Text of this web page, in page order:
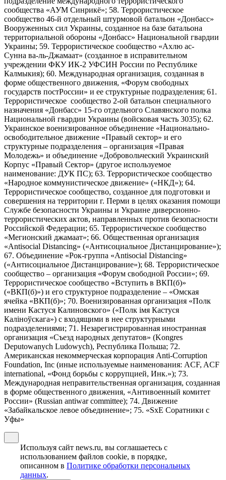
сообщества «АУМ Синрикё»; 58. Террористическое
сообщество 46-й отдельный штурмовой батальон «Донбасс»
Вооруженных сил Украины, созданное на базе батальона
территориальной обороны «Донбасс» Национальной гвардии
Украины; 59. Террористическое сообщество «Ахлю ас-
Сунна ва-ль-Джамаат» (созданное в исправительном
учреждении ФКУ ИК-2 УФСИН России по Республике
Калмыкия); 60. Международная организация, созданная в
форме общественного движения, «Форум свободных
государств постРоссии» и ее структурные подразделения; 61.
Террористическое сообщество 2-ой батальон специального
назначения «Донбасс» 15-го отдельного Славянского полка
Национальной гвардии Украины (войсковая часть 3035); 62.
Украинское военизированное объединение «Национально-
освободительное движение «Правый сектор» и его
структурные подразделения – организация «Правая
Молодежь» и объединение «Добровольческий Украинский
Корпус «Правый Сектор» (другое используемое
наименование: ДУК ПС); 63. Террористическое сообщество
«Народное коммунистическое движение» («НКД»); 64.
Террористическое сообщество, созданное для подготовки и
совершения на территории г. Перми в целях оказания помощи
Службе безопасности Украины и Украине диверсионно-
террористических актов, направленных против безопасности
Российской Федерации; 65. Террористическое сообщество
«Мегионский джамаат»; 66. Общественная организация
«Antisocial Distancing» («Антисоциальное Дистанцирование»);
67. Объединение «Рок-группа «Antisocial Distancing»
(«Антисоциальное Дистанцирование»); 68. Террористическое
сообщество – организация «Форум свободной России»; 69.
Террористическое сообщество «Вступить в ВКП(б)»
(«ВКП(б)») и его структурное подразделение – «Омская
ячейка «ВКП(б)»; 70. Военизированная организация «Полк
имени Кастуся Калиновского» («Полк iмя Кастуся
Калiноўскага») с входящими в нее структурными
подразделениями; 71. Незарегистрированная иностранная
организация «Съезд народных депутатов» (Kongres
Deputowanych Ludowych), Республика Польша; 72.
Американская некоммерческая корпорация Anti-Corruption
Foundation, Inc (иные используемые наименования: ACF, ACF
international, «Фонд борьбы с коррупцией, Инк.»); 73.
Международная неправительственная организация, созданная
в форме общественного движения, «Антивоенный комитет
России» (Russian antiwar committee); 74. Движение
«Забайкальское левое объединение»; 75. «SxE Соратники с
Уфы»
Используя сайт news.ru, вы соглашаетесь с
использованием файлов cookie, в порядке,
описанном в Политике обработки персональных
данных.